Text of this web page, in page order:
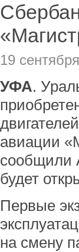
19
УФА.
авиации
сообщили
будет
Первые
на смену